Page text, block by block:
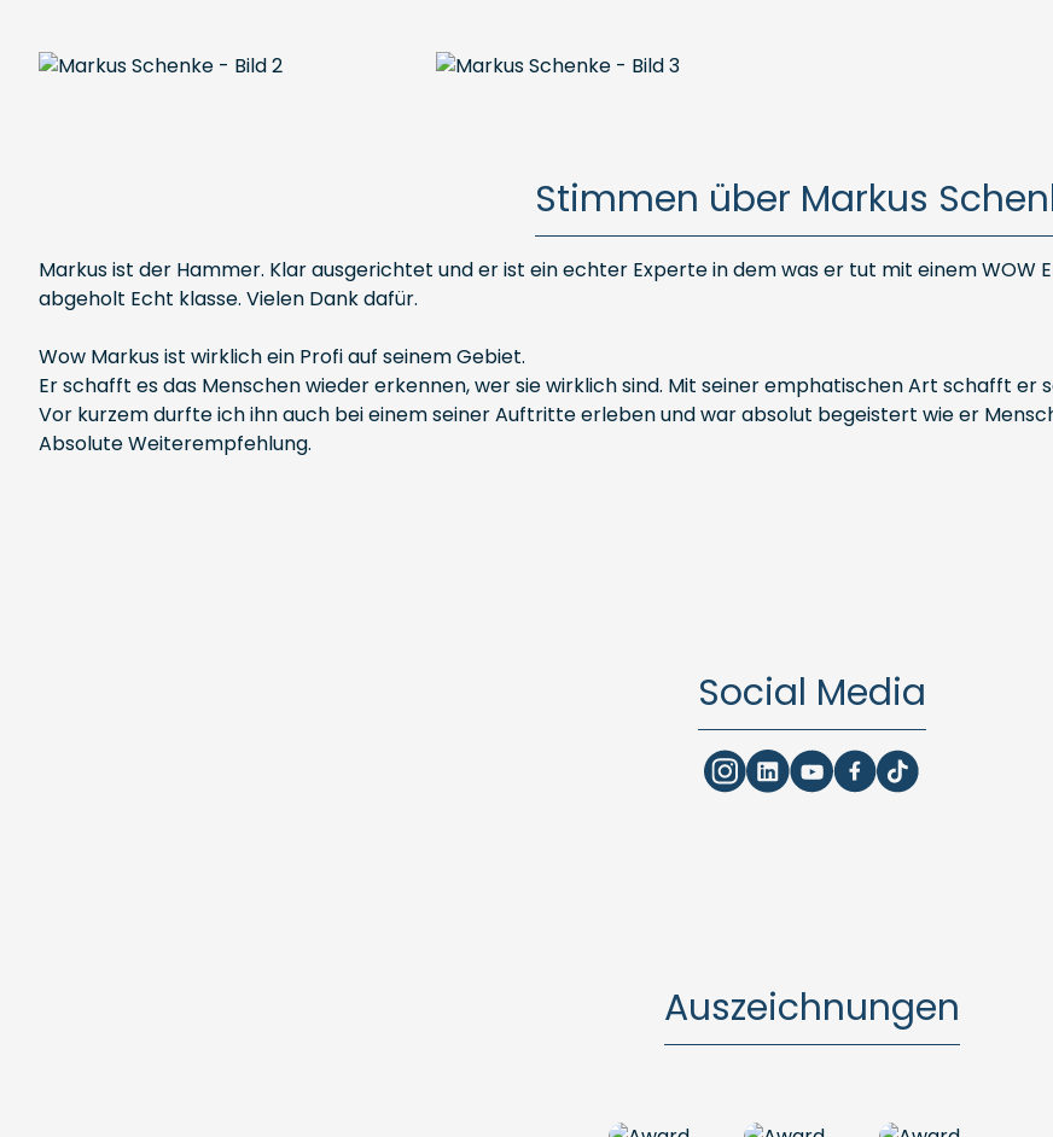
Stimmen über Markus
Markus ist der Hammer. Klar ausgerichtet und er ist ein echter Experte in dem was er tut mit einem
abgeholt Echt klasse. Vielen Dank dafür.
Wow Markus ist wirklich ein Profi auf seinem Gebiet.
Er schafft es das Menschen wieder erkennen, wer sie wirklich sind. Mit seiner emphatischen Art schafft er
Vor kurzem durfte ich ihn auch bei einem seiner Auftritte erleben und war absolut begeistert wie er
Absolute Weiterempfehlung.
Social Media
Auszeichnungen